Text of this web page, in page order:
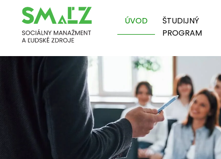
ÚVOD
ŠTUDIJNÝ
PROGRAM